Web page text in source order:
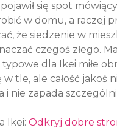
się spot
w domu, a raczej
że siedzenie w
czegoś złego.
dla Ikei miłe
tle, ale całość jakoś
i nie zapada
Ikei: Odkryj dobre